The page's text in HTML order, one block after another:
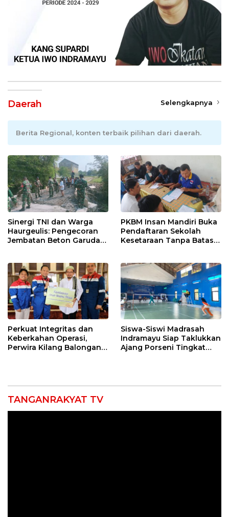
Daerah Selengkapnya
Berita Regional, konten terbaik pilihan dari daerah.
Sinergi TNI dan Warga
Haurgeulis: Pengecoran
Jembatan Beton Garuda
PKBM Insan Mandiri Buka
Pendaftaran Sekolah
Kesetaraan Tanpa Batas
Perkuat Integritas dan
Keberkahan Operasi,
Perwira Kilang Balongan
Siswa-Siswi Madrasah
Indramayu Siap Taklukkan
Ajang Porseni Tingkat
TANGANRAKYAT TV